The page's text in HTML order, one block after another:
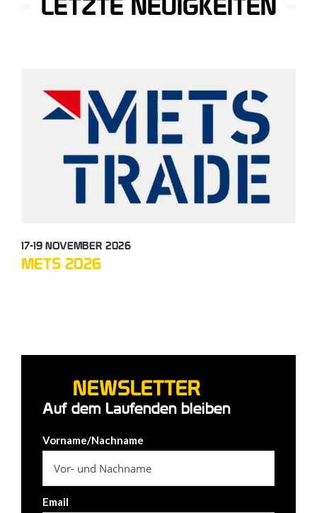
LETZTE NEUIGKEITEN
17-19 NOVEMBER 2026
METS 2026
NEWSLETTER
Auf dem Laufenden bleiben
Vorname/Nachname
Email